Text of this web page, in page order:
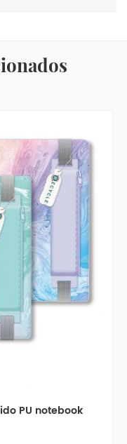
notebook